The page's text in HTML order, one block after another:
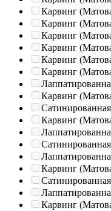
Карвинг
Карвинг
Карвинг
Карвинг
Карвинг
Карвинг
Карвинг
Карвинг
Карвинг
Карвинг